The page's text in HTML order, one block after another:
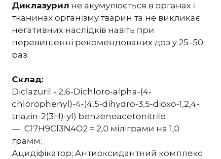
Диклазурил не акумулюється в органах i
тканинах організму тварин та не викликає
негативних наслідків навіть при
перевищенні рекомендованих доз у 25–50
раз.
Склад:
Diclazuril - 2,6-Dichloro-alpha-(4-
chlorophenyl)-4-(4,5-dihydro-3,5-dioxo-1,2,4-
triazin-2(3H)-yl) benzeneacetonitrile
— C17H9Cl3N4O2 = 2,0 міліграми на 1,0
грамм;
Ацидіфікатор; Антиоксидантний комплекс